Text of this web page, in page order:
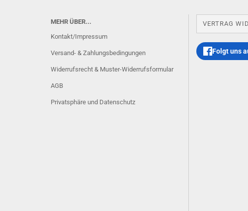
MEHR ÜBER...
Kontakt/Impressum
Versand- & Zahlungsbedingungen
Widerrufsrecht & Muster-Widerrufsformular
AGB
Privatsphäre und Datenschutz
VERTRAG
Folgt uns